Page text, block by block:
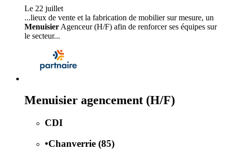
Le 22 juillet
...lieux de vente et la fabrication de mobilier sur mesure, un
Menuisier Agenceur (H/F) afin de renforcer ses équipes sur
le secteur...
Menuisier agencement (H/F)
CDI
•Chanverrie (85)